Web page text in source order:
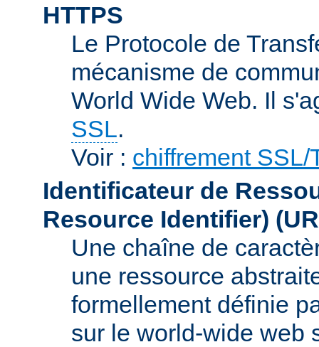
HTTPS
Le Protocole de
mécanisme de
World Wide Web. Il
SSL.
Voir : chiffrement SSL/
Identificateur de
Resource Identifier)
Une chaîne de
une ressource
formellement définie
sur le world-wide web